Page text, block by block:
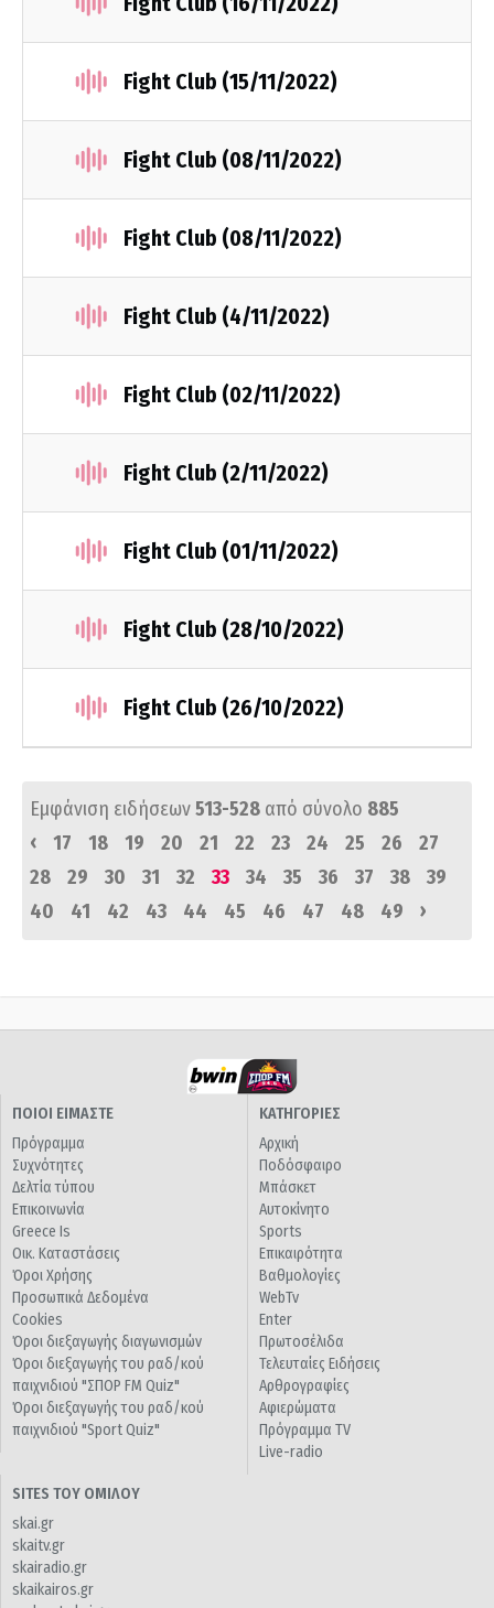
Fight Club (15/11/2022)
Fight Club (08/11/2022)
Fight Club (08/11/2022)
Fight Club (4/11/2022)
Fight Club (02/11/2022)
Fight Club (2/11/2022)
Fight Club (01/11/2022)
Fight Club (28/10/2022)
Fight Club (26/10/2022)
Εμφάνιση ειδήσεων513-528 από σύνολο 885
‹
17 18 19 20 21 22 23 24 25 26
27
28
29 30 31 32 33 34 35 36 37 38
39
40
41 42 43 44 45 46 47 48 49 ›
ΠΟΙΟΙ ΕΙΜΑΣΤΕ
Πρόγραμμα
Συχνότητες
Δελτία τύπου
Επικοινωνία
Greece Is
Οικ. Καταστάσεις
Όροι Χρήσης
Προσωπικά Δεδομένα
Cookies
Όροι διεξαγωγής διαγωνισμών
Όροι διεξαγωγής του ραδ/κού
παιχνιδιού "ΣΠΟΡ FM Quiz"
Όροι διεξαγωγής του ραδ/κού
παιχνιδιού "Sport Quiz"
ΚΑΤΗΓΟΡΙΕΣ
Αρχική
Ποδόσφαιρο
Μπάσκετ
Αυτοκίνητο
Sports
Επικαιρότητα
Βαθμολογίες
WebTv
Enter
Πρωτοσέλιδα
Τελευταίες Ειδήσεις
Αρθρογραφίες
Αφιερώματα
Πρόγραμμα TV
Live-radio
SITES ΤΟΥ ΟΜΙΛΟΥ
skai.gr
skaitv.gr
skairadio.gr
skaikairos.gr